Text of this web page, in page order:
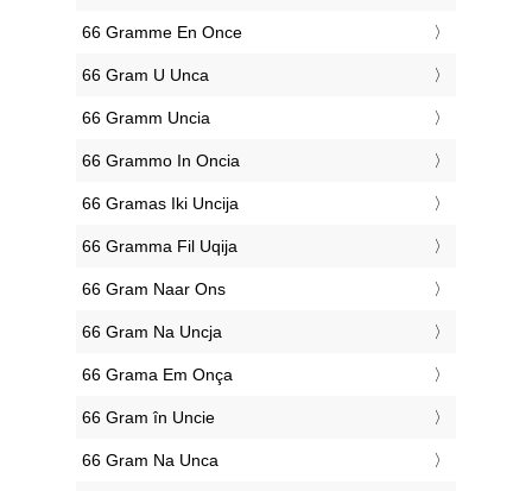
‎66 Gramme En Once
‎66 Gram U Unca
‎66 Gramm Uncia
‎66 Grammo In Oncia
‎66 Gramas Iki Uncija
‎66 Gramma Fil Uqija
‎66 Gram Naar Ons
‎66 Gram Na Uncja
‎66 Grama Em Onça
‎66 Gram în Uncie
‎66 Gram Na Unca